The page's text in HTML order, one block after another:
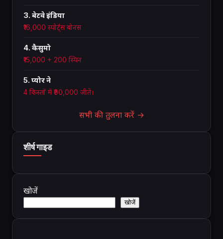
3. बेटवे इंडिया
₹16,000 स्पोर्ट्स बोनस
4. कैसुमो
₹15,000 + 200 स्पिन
5. प्योर ने
4 किस्तों में ₹90,000 जीते।
सभी की तुलना करें →
शीर्ष गाइड
खोजें
खोजें